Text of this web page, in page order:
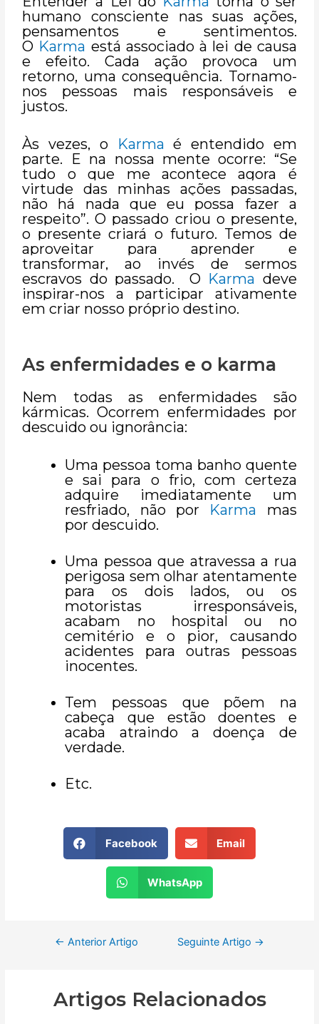
humano consciente nas suas ações,
pensamentos e sentimentos.
O Karma está associado à lei de causa
e efeito. Cada ação provoca um
retorno, uma consequência. Tornamo-
nos pessoas mais responsáveis e
justos.
Às vezes, o Karma é entendido em
parte. E na nossa mente ocorre: “Se
tudo o que me acontece agora é
virtude das minhas ações passadas,
não há nada que eu possa fazer a
respeito”. O passado criou o presente,
o presente criará o futuro. Temos de
aproveitar para aprender e
transformar, ao invés de sermos
escravos do passado. O Karma deve
inspirar-nos a participar ativamente
em criar nosso próprio destino.
As enfermidades e o karma
Nem todas as enfermidades são
kármicas. Ocorrem enfermidades por
descuido ou ignorância:
Uma pessoa toma banho quente
e sai para o frio, com certeza
adquire imediatamente um
resfriado, não por Karma mas
por descuido.
Uma pessoa que atravessa a rua
perigosa sem olhar atentamente
para os dois lados, ou os
motoristas irresponsáveis,
acabam no hospital ou no
cemitério e o pior, causando
acidentes para outras pessoas
inocentes.
Tem pessoas que põem na
cabeça que estão doentes e
acaba atraindo a doença de
verdade.
Etc.
Facebook Email
WhatsApp
← Anterior Artigo Seguinte Artigo →
Artigos Relacionados